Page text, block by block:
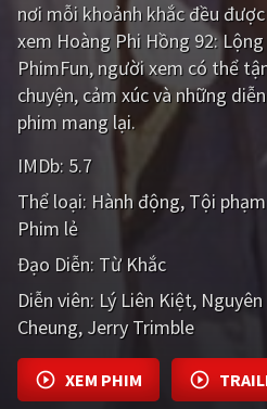
PHIM BỘ
PHIM LẺ
PHIM CHIẾU RẠP
TUYỂN TẬP PHIM
BLOG
nơi mỗi khoảnh khắc đều
xem Hoàng Phi Hồng 92:
PhimFun, người xem có thể
chuyện, cảm xúc và những
phim mang lại.
IMDb: 5.7
Thể loại: Hành động Tội
Phim lẻ
Đạo Diễn: Từ Khắc
Diễn viên: Lý Liên Kiệt
Cheung Jerry Trimble
XEM PHIM